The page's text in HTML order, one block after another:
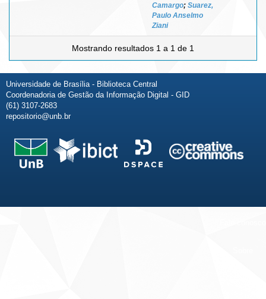
Camargo; Suarez,
Paulo Anselmo
Ziani
Mostrando resultados 1 a 1 de 1
Universidade de Brasília - Biblioteca Central
Coordenadoria de Gestão da Informação Digital - GID
(61) 3107-2683
repositorio@unb.br